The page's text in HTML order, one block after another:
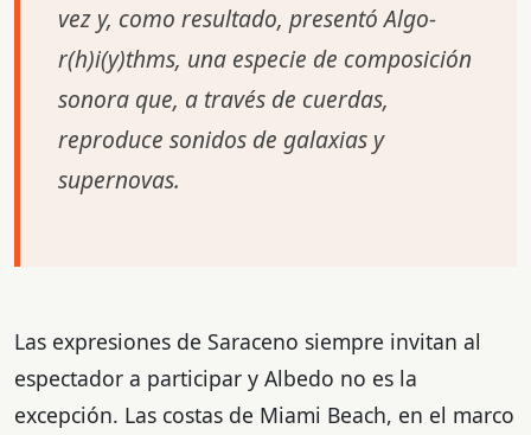
vez y, como resultado, presentóAlgo-
r(h)i(y)thms, una especie de composición
sonora que, a través de cuerdas,
reproduce sonidos de galaxias y
supernovas.
Las expresiones de Saraceno siempre invitan al
espectador a participar y Albedo no es la
excepción. Las costas de Miami Beach, en el marco